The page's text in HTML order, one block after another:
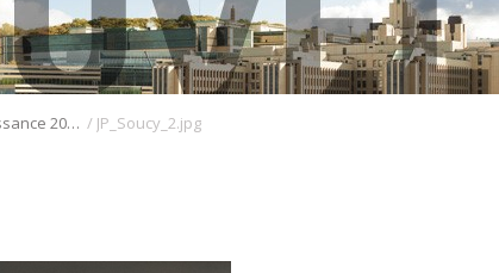
Le Prix Reconnaissance 2025 remis à Dr Jean-Paul Soucy / JP_Soucy_2.jpg